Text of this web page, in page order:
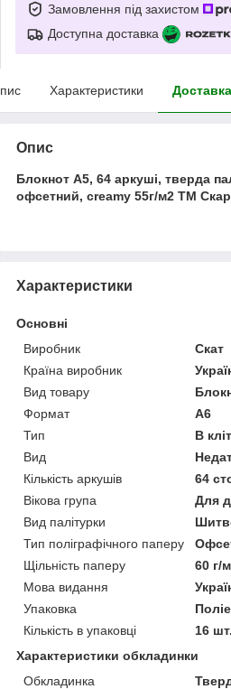
Замовлення під захистом
Доступна доставка
Характеристики Доставка
Опис
Блокнот А5, 64 аркуші, тверда
офсетний, creamy 55г/м2 ТМ
Характеристики
Основні
Виробник
Скат
Країна виробник
Вид товару
Формат
A6
Тип
В
Вид
Кількість аркушів
64
Вікова група
Для
Вид палітурки
Тип поліграфічного паперу
Щільність паперу
60 г/
Мова видання
Упаковка
Кількість в упаковці
16 шт.
Характеристики обкладинки
Обкладинка